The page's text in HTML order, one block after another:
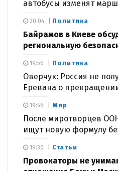
автобусы изменят
Политика
Байрамов в Киеве
региональную
20:04
Политика
Оверчук: Россия не
Еревана о
19:56
Мир
После миротворцев
ищут новую формулу
19:46
Статьи
Провокаторы не
19:30